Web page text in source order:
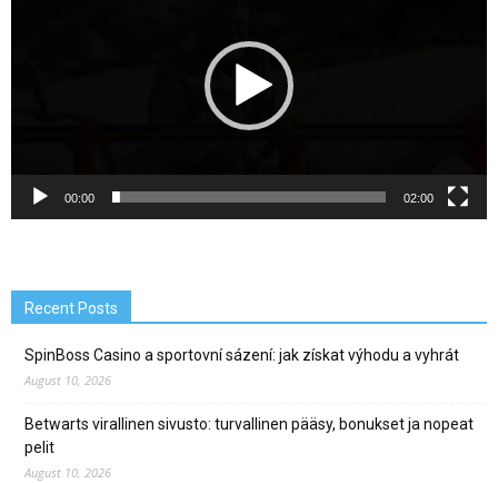
00:00 02:00
Recent Posts
SpinBoss Casino a sportovní sázení: jak získat výhodu a vyhrát
August 10, 2026
Betwarts virallinen sivusto: turvallinen pääsy, bonukset ja nopeat
pelit
August 10, 2026